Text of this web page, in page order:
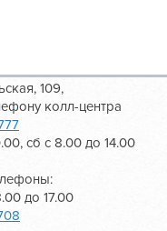
109,
колл-центра
сб с 8.00 до 14.00
до 17.00